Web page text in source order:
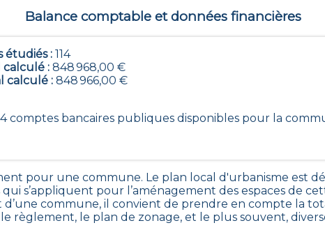
Balance comptable et données financières
étudiés :114
calculé :848 968,00 €
calculé :848 966,00 €
comptes bancaires publiques disponibles pour la
pour une commune. Le plan local d'urbanisme est
s’appliquent pour l’aménagement des espaces de
commune, il convient de prendre en compte la
règlement, le plan de zonage, et le plus souvent,